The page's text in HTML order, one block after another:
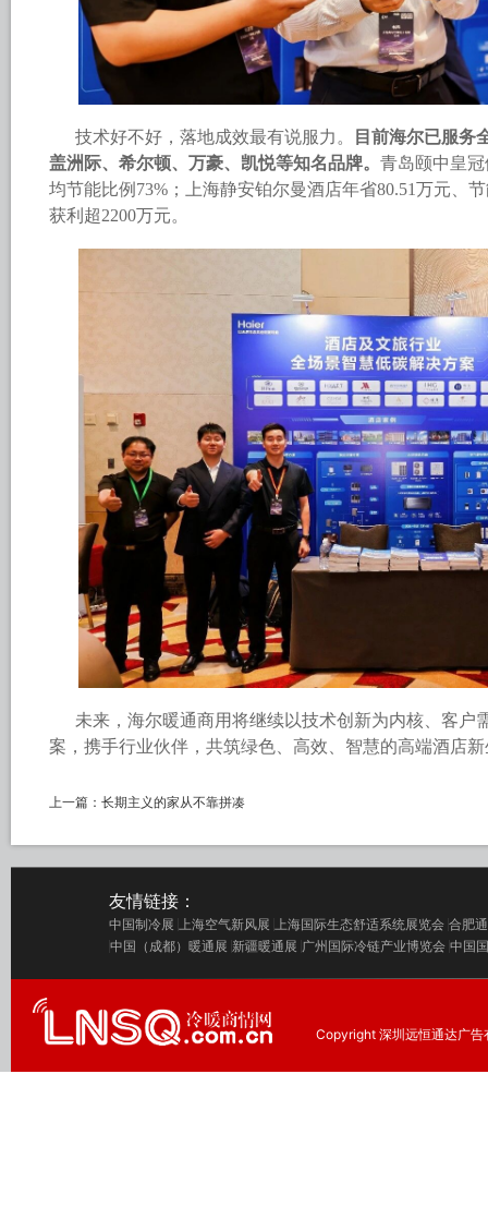
技术好不好，落地成效最有说服力。
目前海尔已服务
盖洲际、希尔顿、万豪、凯悦等知名品牌。 青岛颐中皇
均节能比例73%；上海静安铂尔曼酒店年省80.51万元、
获利超2200万元。
未来，海尔暖通商用将继续以技术创新为内核、客户
案，携手行业伙伴，共筑绿色、高效、智慧的高端酒店
上一篇： 长期主义的家从不靠拼凑
友情链接：
中国制冷展 上海空气新风展 上海国际生态舒适系统展览会 合肥
中国（成都）暖通展 新疆暖通展 广州国际冷链产业博览会 中国
Copyright 深圳远恒通达广告